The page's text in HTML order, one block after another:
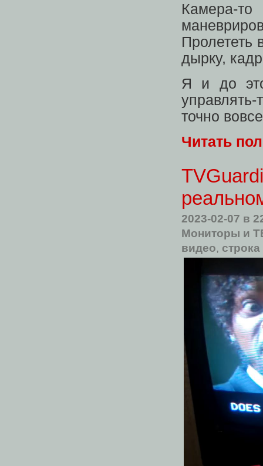
Камера-
Пролететь
дырку,
Я и до
точно
Читать
2023-02-07 в
Мониторы и
видео, строка